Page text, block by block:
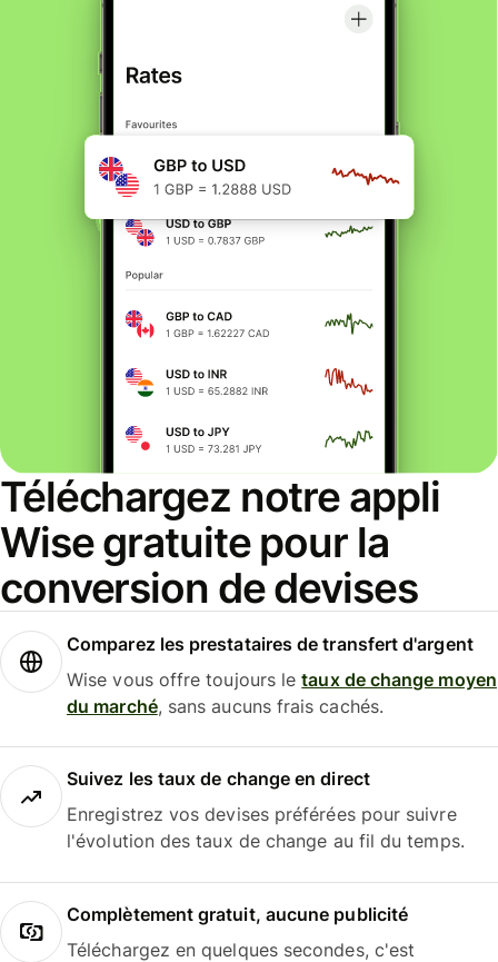
Téléchargez notre appli
Wise gratuite pour la
conversion de devises
Comparez les prestataires de transfert d'argent
Wise vous offre toujours letaux de change moyen
du marché, sans aucuns frais cachés.
Suivez les taux de change en direct
Enregistrez vos devises préférées pour suivre
l'évolution des taux de change au fil du temps.
Complètement gratuit, aucune publicité
Téléchargez en quelques secondes, c'est